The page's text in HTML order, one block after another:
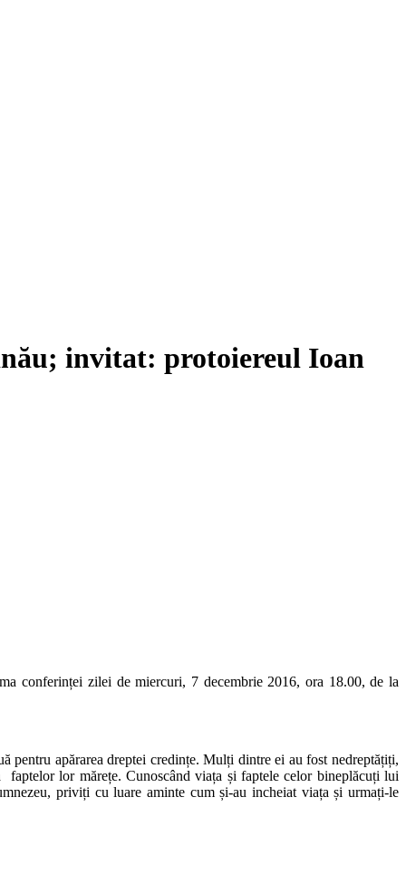
invitat: protoiereul Ioan
conferinței zilei de miercuri, 7 decembrie 2016, ora 18.00, de la
apărarea dreptei credințe. Mulți dintre ei au fost nedreptățiți,
faptelor lor mărețe. Cunoscând viața și faptele celor bineplăcuți lui
priviți cu luare aminte cum și-au incheiat viața și urmați-le